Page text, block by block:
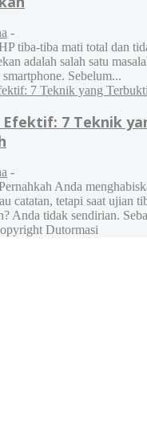
-
tiba-tiba mati total dan
adalah salah satu
Sebelum...
Efektif: 7 Teknik
-
Anda
catatan, tetapi saat ujian
Anda tidak sendirian.
Dutormasi